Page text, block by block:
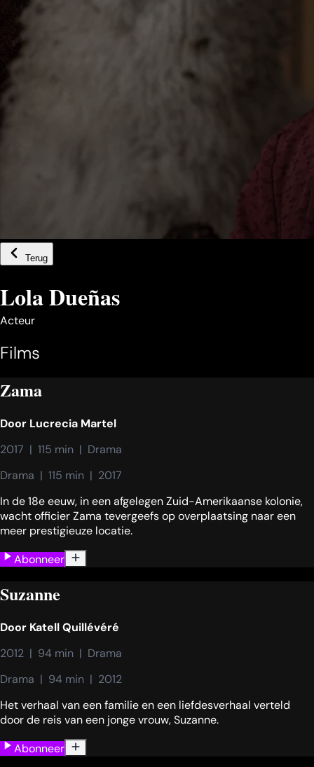
Terug
Lola Dueñas
Acteur
Films
Zama
Door Lucrecia Martel
2017  |  115 min  |  Drama
Drama  |  115 min  |  2017
In de 18e eeuw, in een afgelegen Zuid-Amerikaanse kolonie,
wacht officier Zama tevergeefs op overplaatsing naar een
meer prestigieuze locatie.
Abonneer
Suzanne
Door Katell Quillévéré
2012  |  94 min  |  Drama
Drama  |  94 min  |  2012
Het verhaal van een familie en een liefdesverhaal verteld
door de reis van een jonge vrouw, Suzanne.
Abonneer